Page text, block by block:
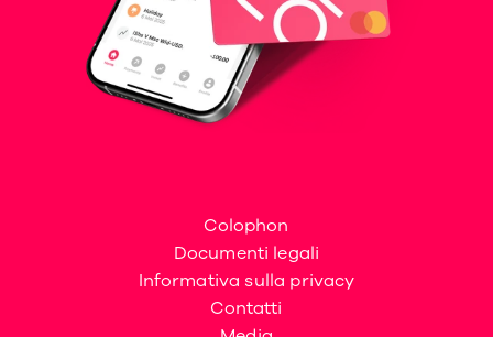
Colophon
Documenti legali
Informativa sulla privacy
Contatti